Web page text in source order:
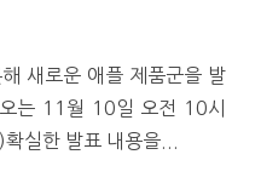
새로운 애플 제품군을 발
는 11월 10일 오전 10시
실한 발표 내용을...